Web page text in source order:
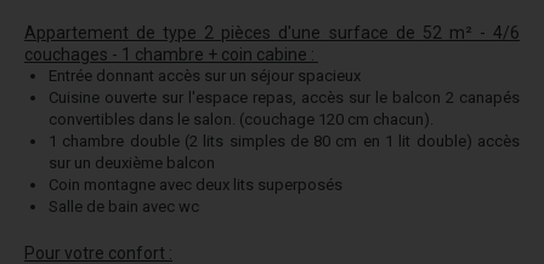
Appartement de type 2 pièces d'une surface de 52 m² - 4/6
couchages - 1 chambre + coin cabine :
Entrée donnant accès sur un séjour spacieux
Cuisine ouverte sur l'espace repas, accès sur le balcon 2 canapés
convertibles dans le salon. (couchage 120 cm chacun).
1 chambre double (2 lits simples de 80 cm en 1 lit double) accès
sur un deuxième balcon
Coin montagne avec deux lits superposés
Salle de bain avec wc
Pour votre confort :